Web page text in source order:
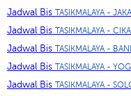
Jadwal Bis TASIKMALAYA -
Jadwal Bis TASIKMALAYA -
Jadwal Bis TASIKMALAYA -
Jadwal Bis TASIKMALAYA -
Jadwal Bis TASIKMALAYA -